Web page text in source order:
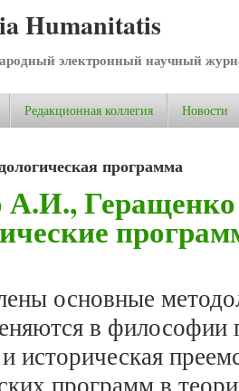
Humanitatis
электронный научный
Редакционная коллегия Новости
программа
А.И.,
основные
в философии
историческая